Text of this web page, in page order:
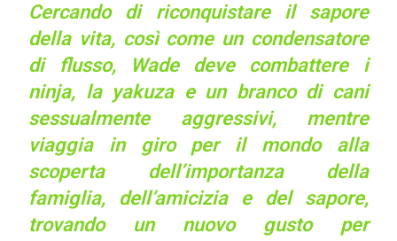
Cercando di riconquistare il sapore
della vita, così come un condensatore
di flusso, Wade deve combattere i
ninja, la yakuza e un branco di cani
sessualmente aggressivi, mentre
viaggia in giro per il mondo alla
scoperta dell’importanza della
famiglia, dell’amicizia e del sapore,
trovando un nuovo gusto per